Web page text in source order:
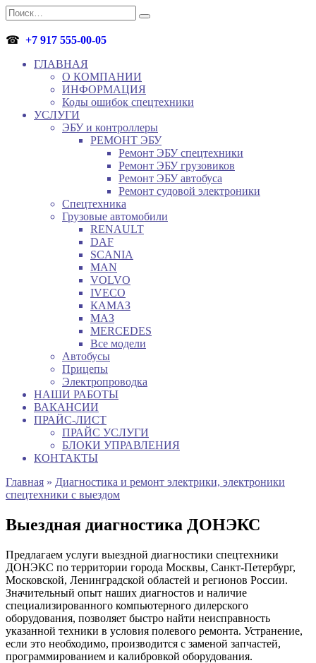
Перейти
к
содержанию
Search
for:
☎ +7 917 555-00-05
ГЛАВНАЯ
О КОМПАНИИ
ИНФОРМАЦИЯ
Коды ошибок спецтехники
УСЛУГИ
ЭБУ и контроллеры
РЕМОНТ ЭБУ
Ремонт ЭБУ спецтехники
Ремонт ЭБУ грузовиков
Ремонт ЭБУ автобуса
Ремонт судовой электроники
Спецтехника
Грузовые автомобили
RENAULT
DAF
SCANIA
MAN
VOLVO
IVECO
КАМАЗ
МАЗ
MERCEDES
Все модели
Автобусы
Прицепы
Электропроводка
НАШИ РАБОТЫ
ВАКАНСИИ
ПРАЙС-ЛИСТ
ПРАЙС УСЛУГИ
БЛОКИ УПРАВЛЕНИЯ
КОНТАКТЫ
Главная » Диагностика и ремонт электрики, электроники
спецтехники с выездом
Выездная диагностика ДОНЭКС
Предлагаем услуги выездной диагностики спецтехники
ДОНЭКС по территории города Москвы, Санкт-Петербург,
Московской, Ленинградской областей и регионов России.
Значительный опыт наших диагностов и наличие
специализированного компьютерного дилерского
оборудования, позволяет быстро найти неисправность
указанной техники в условия полевого ремонта. Устранение,
если это необходимо, производится с заменой запчастей,
программированием и калибровкой оборудования.